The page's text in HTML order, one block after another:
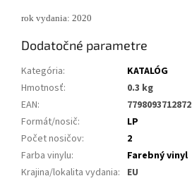
rok vydania: 2020
Dodatočné parametre
Kategória:
KATALÓG
Hmotnosť:
0.3 kg
EAN:
7798093712872
Formát/nosič:
LP
Počet nosičov:
2
Farba vinylu:
Farebný vinyl
Krajina/lokalita vydania: EU